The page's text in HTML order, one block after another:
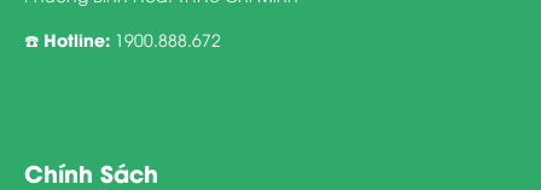
OPTIMUM MAMA GOLD vào 190ml nước đun
GOLD để đáp ứng nhu cầu dinh dưỡng gia tăng
☎️ Hotline: 1900.888.672
Chính Sách